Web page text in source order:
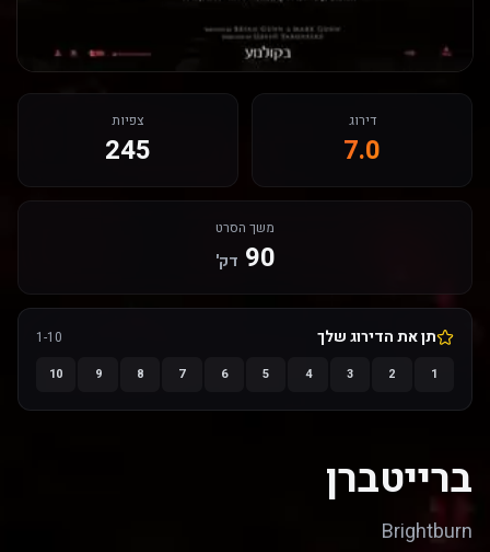
דירוג
7.0
צפיות
245
משך הסרט
90 דק'
תן את הדירוג שלך 1-10
1
2
3
4
5
6
7
8
9
10
ברייטברן
Brightburn